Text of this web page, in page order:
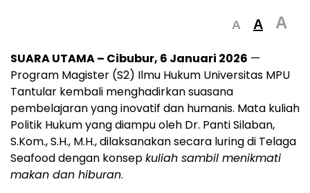
A A A
SUARA UTAMA – Cibubur, 6 Januari 2026 —
Program Magister (S2) Ilmu Hukum Universitas MPU
Tantular kembali menghadirkan suasana
pembelajaran yang inovatif dan humanis. Mata kuliah
Politik Hukum yang diampu oleh Dr. Panti Silaban,
S.Kom., S.H., M.H., dilaksanakan secara luring di Telaga
Seafood dengan konsepkuliah sambil menikmati
makan dan hiburan.